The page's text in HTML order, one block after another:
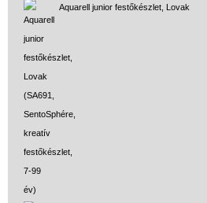
Aquarell junior festőkészlet, Lovak